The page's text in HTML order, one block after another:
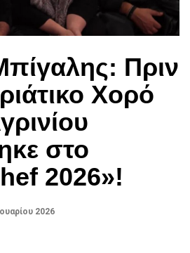
Πριν
Χορό
στο
2026»!
2026